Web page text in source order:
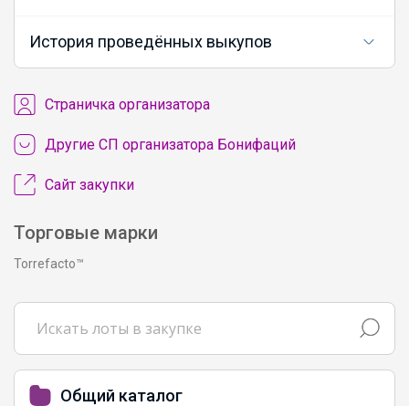
Общий каталог
История проведённых выкупов
Cтраничка организатора
Другие СП организатора Бонифаций
Сайт закупки
Торговые марки
Torrefacto™